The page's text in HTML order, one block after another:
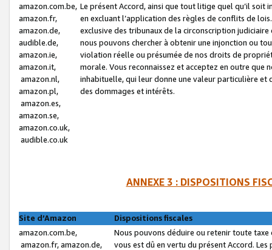
amazon.com.be,
amazon.fr,
amazon.de,
audible.de,
amazon.ie,
amazon.it,
amazon.nl,
amazon.pl,
amazon.es,
amazon.se,
amazon.co.uk,
audible.co.uk
Le présent Accord, ainsi que tout litige quel qu’il soit
en excluant l’application des règles de conflits de
exclusive des tribunaux de la circonscription
nous pouvons chercher à obtenir une injonction ou
violation réelle ou présumée de nos droits de
morale. Vous reconnaissez et acceptez en outre que
inhabituelle, qui leur donne une valeur particulière
des dommages et intérêts.
ANNEXE 3 : DISPOSITIONS
Site d’Amazon
Dispositions fiscales
amazon.com.be,
amazon.fr, amazon.de,
Nous pouvons déduire ou retenir toute
vous est dû en vertu du présent Accord.